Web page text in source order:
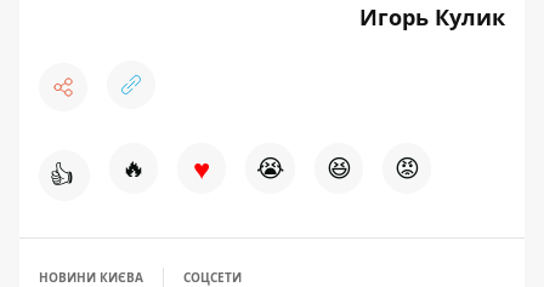
Игорь Кулик
👍 🔥 ♥ 😭 😆 😡
НОВИНИ КИЄВА СОЦСЕТИ